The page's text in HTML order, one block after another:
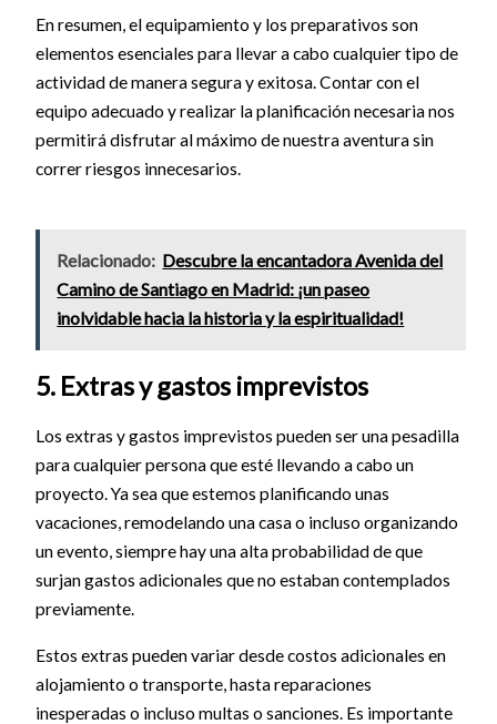
En resumen, el equipamiento y los preparativos son
elementos esenciales para llevar a cabo cualquier tipo de
actividad de manera segura y exitosa. Contar con el
equipo adecuado y realizar la planificación necesaria nos
permitirá disfrutar al máximo de nuestra aventura sin
correr riesgos innecesarios.
Relacionado: Descubre la encantadora Avenida del
Camino de Santiago en Madrid: ¡un paseo
inolvidable hacia la historia y la espiritualidad!
5. Extras y gastos imprevistos
Los extras y gastos imprevistos pueden ser una pesadilla
para cualquier persona que esté llevando a cabo un
proyecto. Ya sea que estemos planificando unas
vacaciones, remodelando una casa o incluso organizando
un evento, siempre hay una alta probabilidad de que
surjan gastos adicionales que no estaban contemplados
previamente.
Estos extras pueden variar desde costos adicionales en
alojamiento o transporte, hasta reparaciones
inesperadas o incluso multas o sanciones. Es importante